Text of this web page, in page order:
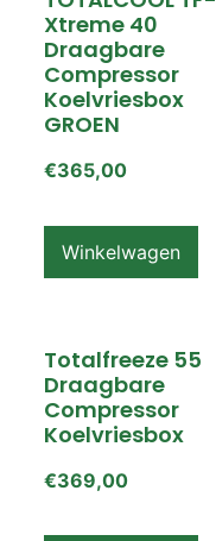
Xtreme 40
Draagbare
Compressor
Koelvriesbox
GROEN
€365,00
Winkelwagen
Totalfreeze 55
Draagbare
Compressor
Koelvriesbox
€369,00